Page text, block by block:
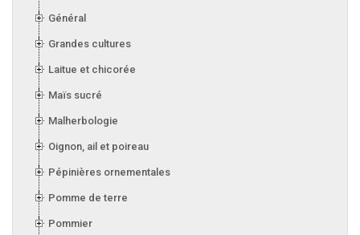
Général
Grandes cultures
Laitue et chicorée
Maïs sucré
Malherbologie
Oignon, ail et poireau
Pépinières ornementales
Pomme de terre
Pommier